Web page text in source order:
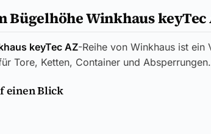
Bügelhöhe Winkhaus keyTec
keyTec AZ-Reihe von Winkhaus ist ein
Tore, Ketten, Container und Absperrungen.
einen Blick